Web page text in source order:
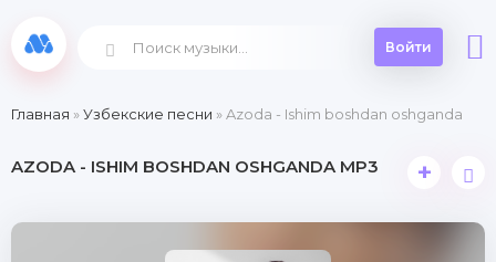
Войти
Главная »Узбекские песни » Azoda - Ishim boshdan oshganda
AZODA - ISHIM BOSHDAN OSHGANDA MP3 +